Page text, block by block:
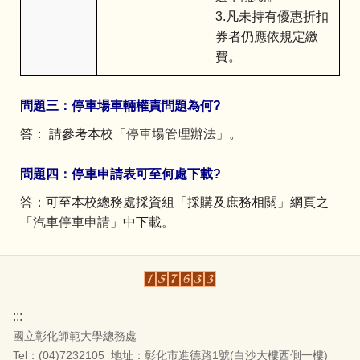
3.凡未持有優惠折扣
券者仍應依規定繳
費。
問題三：停車場車輛權責問題為何?
答： 請參考本校「 停車場管理辦法 」。
問題四：停車申請表可至何處下載?
答：可至本校總務處採資組「採購及庶務相關」網頁之
「 汽車停車申請 」中下載。
:::
國立彰化師範大學總務處
Tel：(04)7232105 地址：彰化市進德路1號(白沙大樓西側一樓)